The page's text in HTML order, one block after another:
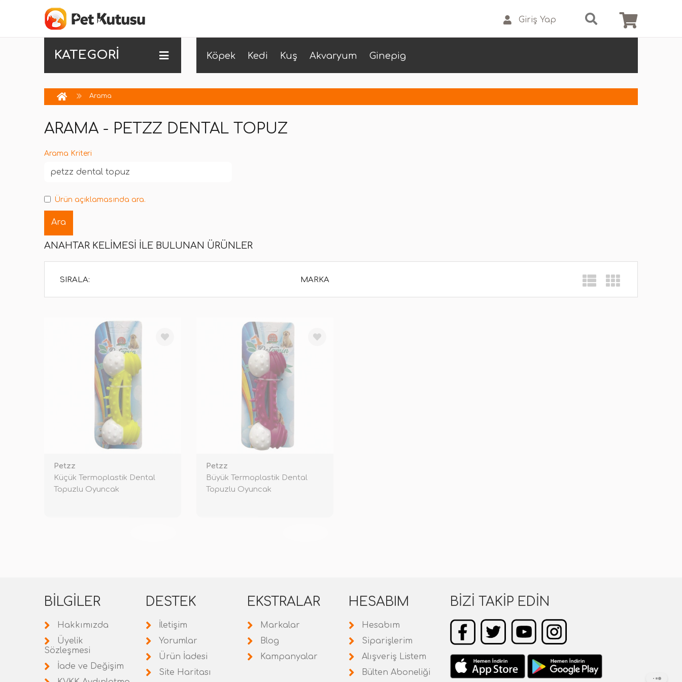
Giriş Yap
KATEGORİ Köpek Kedi Kuş Akvaryum Ginepig
Arama
ARAMA - PETZZ DENTAL TOPUZ
Arama Kriteri
Ürün açıklamasında ara.
ANAHTAR KELIMESI ILE BULUNAN ÜRÜNLER
SIRALA: MARKA
Petzz
Küçük Termoplastik Dental
Topuzlu Oyuncak
Petzz
Büyük Termoplastik Dental
Topuzlu Oyuncak
BILGILER
Hakkımızda
Üyelik
Sözleşmesi
İade ve Değişim
DESTEK
İletişim
Yorumlar
Ürün İadesi
Site Haritası
EKSTRALAR
Markalar
Blog
Kampanyalar
HESABIM
Hesabım
Siparişlerim
Alışveriş Listem
Bülten Aboneliği
BIZI TAKIP EDIN